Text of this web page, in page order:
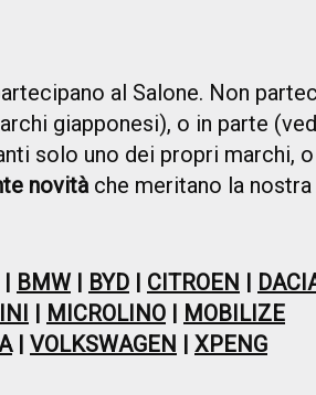
al Salone. Non
giapponesi), o in parte
solo uno dei propri marchi,
novità che meritano la nostra
| BMW| BYD | CITROEN |
| MICROLINO | MOBILIZE
| VOLKSWAGEN | XPENG